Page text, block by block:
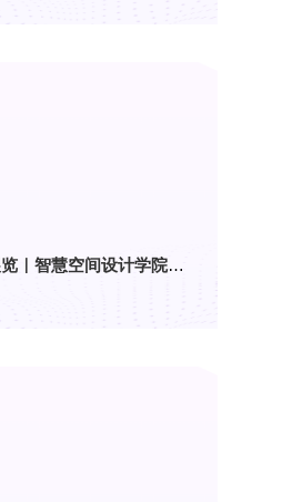
智慧·展览｜智慧空间设计学院2024级环境艺术设计三、四班——《计算机辅助设计进阶》结课展